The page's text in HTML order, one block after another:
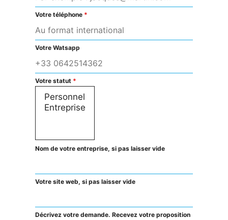
Votre téléphone *
Votre Watsapp
Votre statut *
Nom de votre entreprise, si pas laisser vide
Votre site web, si pas laisser vide
Décrivez votre demande. Recevez votre proposition